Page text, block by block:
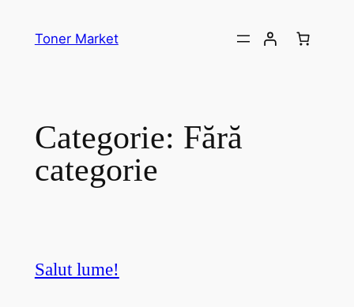
Toner Market
Categorie: Fără
categorie
Salut lume!